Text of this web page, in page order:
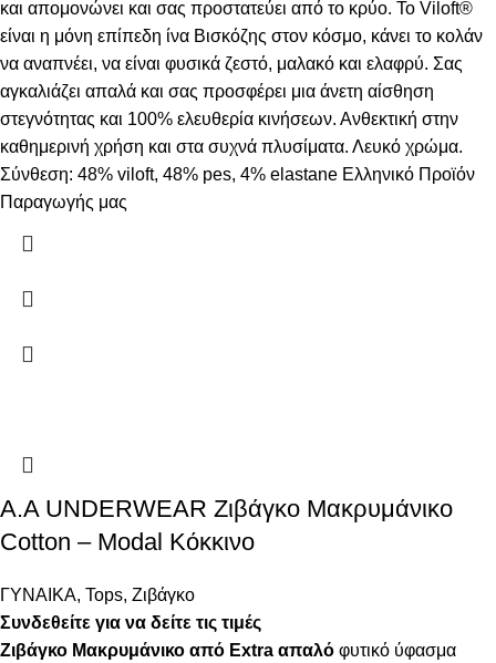
και απομονώνει και σας προστατεύει από το κρύο. Το Viloft®
είναι η μόνη επίπεδη ίνα Βισκόζης στον κόσμο, κάνει το κολάν
να αναπνέει, να είναι φυσικά ζεστό, μαλακό και ελαφρύ. Σας
αγκαλιάζει απαλά και σας προσφέρει μια άνετη αίσθηση
στεγνότητας και 100% ελευθερία κινήσεων. Ανθεκτική στην
καθημερινή χρήση και στα συχνά πλυσίματα. Λευκό χρώμα.
Σύνθεση: 48% viloft, 48% pes, 4% elastane Ελληνικό Προϊόν
Παραγωγής μας
Α.A UNDERWEAR Ζιβάγκο Μακρυμάνικο
Cotton – Modal Κόκκινο
ΓΥΝΑΙΚΑ, Tops, Ζιβάγκο
Συνδεθείτε για να δείτε τις τιμές
Ζιβάγκο Μακρυμάνικο από Extra απαλό φυτικό ύφασμα